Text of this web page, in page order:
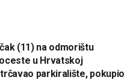
(11) na odmorištu
u Hrvatskoj
parkiralište, pokupio